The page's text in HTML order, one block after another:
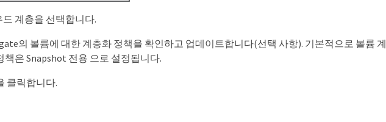
드 계층을 선택합니다.
의 볼륨에 대한 계층화 정책을 확인하고 업데이트합니다(선택 사항). 기본적으로 볼륨 계
책은 Snapshot 전용 으로 설정됩니다.
클릭합니다.